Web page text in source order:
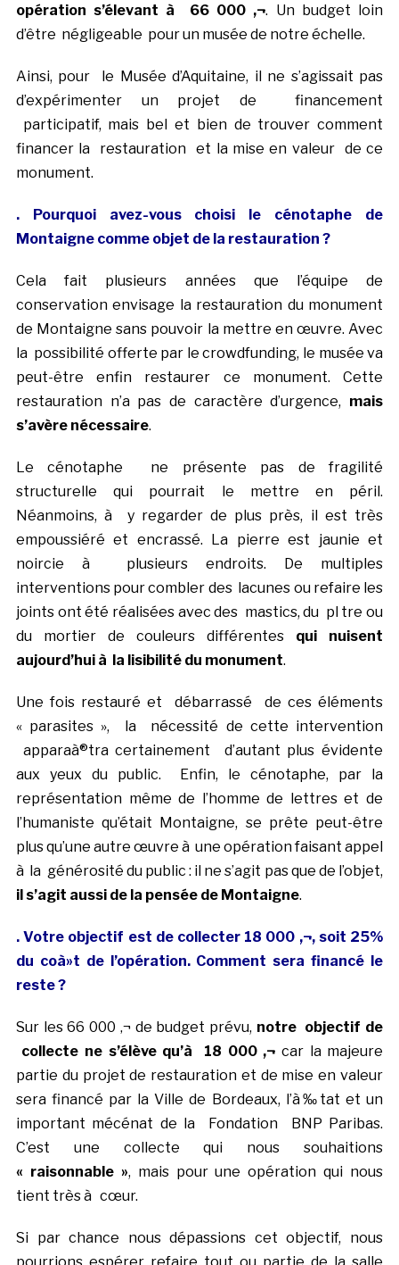
opération s’élevant à 66 000 ‚¬. Un budget loin
d’être négligeable pour un musée de notre échelle.
Ainsi, pour le Musée d’Aquitaine, il ne s’agissait pas
d’expérimenter un projet de financement
participatif, mais bel et bien de trouver comment
financer la restauration et la mise en valeur de ce
monument.
. Pourquoi avez-vous choisi le cénotaphe de
Montaigne comme objet de la restauration ?
Cela fait plusieurs années que l’équipe de
conservation envisage la restauration du monument
de Montaigne sans pouvoir la mettre en œuvre. Avec
la possibilité offerte par le crowdfunding, le musée va
peut-être enfin restaurer ce monument. Cette
restauration n’a pas de caractère d’urgence, mais
s’avère nécessaire.
Le cénotaphe ne présente pas de fragilité
structurelle qui pourrait le mettre en péril.
Néanmoins, à y regarder de plus près, il est très
empoussiéré et encrassé. La pierre est jaunie et
noircie à plusieurs endroits. De multiples
interventions pour combler des lacunes ou refaire les
joints ont été réalisées avec des mastics, du pl tre ou
du mortier de couleurs différentes qui nuisent
aujourd’hui à la lisibilité du monument.
Une fois restauré et débarrassé de ces éléments
« parasites », la nécessité de cette intervention
apparaà®tra certainement d’autant plus évidente
aux yeux du public. Enfin, le cénotaphe, par la
représentation même de l’homme de lettres et de
l’humaniste qu’était Montaigne, se prête peut-être
plus qu’une autre œuvre à une opération faisant appel
à la générosité du public : il ne s’agit pas que de l’objet,
il s’agit aussi de la pensée de Montaigne.
. Votre objectif est de collecter 18 000 ‚¬, soit 25%
du coà»t de l’opération. Comment sera financé le
reste ?
Sur les 66 000 ‚¬ de budget prévu, notre objectif de
collecte ne s’élève qu’à 18 000 ‚¬ car la majeure
partie du projet de restauration et de mise en valeur
sera financé par la Ville de Bordeaux, l’à‰tat et un
important mécénat de la Fondation BNP Paribas.
C’est une collecte qui nous souhaitions
« raisonnable », mais pour une opération qui nous
tient très à cœur.
Si par chance nous dépassions cet objectif, nous